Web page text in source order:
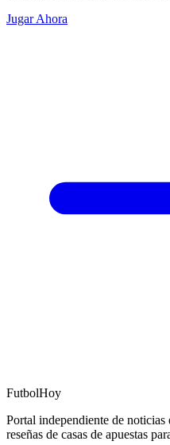
Jugar Ahora
FutbolHoy
Portal independiente de noticias
reseñas de casas de apuestas